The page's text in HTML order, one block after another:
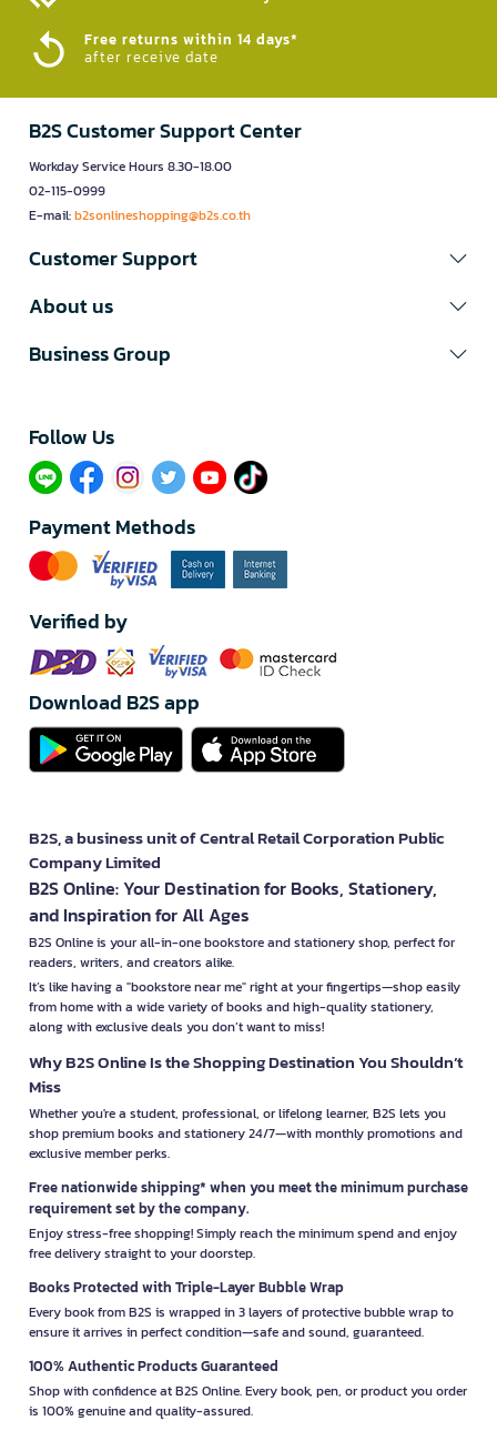
Free returns within 14 days*
after receive date
B2S Customer Support Center
Workday Service Hours 8.30-18.00
02-115-0999
E-mail:b2sonlineshopping@b2s.co.th
Customer Support
About us
Business Group
Follow Us​
Payment Methods
Verified by
Download B2S app
B2S, a business unit of Central Retail Corporation Public
Company Limited
B2S Online: Your Destination for Books, Stationery,
and Inspiration for All Ages
B2S Online is your all-in-one bookstore and stationery shop, perfect for
readers, writers, and creators alike.
It’s like having a "bookstore near me" right at your fingertips—shop easily
from home with a wide variety of books and high-quality stationery,
along with exclusive deals you don’t want to miss!
Why B2S Online Is the Shopping Destination You Shouldn’t
Miss
Whether you're a student, professional, or lifelong learner, B2S lets you
shop premium books and stationery 24/7—with monthly promotions and
exclusive member perks.
Free nationwide shipping* when you meet the minimum purchase
requirement set by the company.
Enjoy stress-free shopping! Simply reach the minimum spend and enjoy
free delivery straight to your doorstep.
Books Protected with Triple-Layer Bubble Wrap
Every book from B2S is wrapped in 3 layers of protective bubble wrap to
ensure it arrives in perfect condition—safe and sound, guaranteed.
100% Authentic Products Guaranteed
Shop with confidence at B2S Online. Every book, pen, or product you order
is 100% genuine and quality-assured.